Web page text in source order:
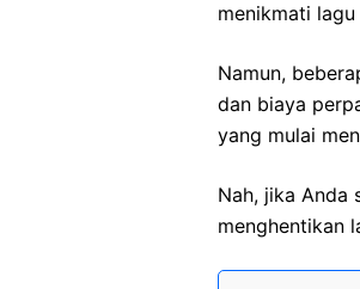
menikmati
Namun,
dan biaya
yang mulai
Nah, jika Anda
menghentikan